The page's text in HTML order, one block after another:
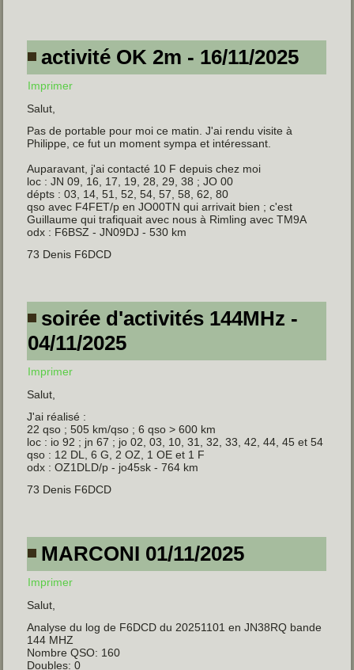
activité OK 2m - 16/11/2025
Imprimer
Salut,
Pas de portable pour moi ce matin. J'ai rendu visite à
Philippe, ce fut un moment sympa et intéressant.
Auparavant, j'ai contacté 10 F depuis chez moi
loc : JN 09, 16, 17, 19, 28, 29, 38 ; JO 00
dépts : 03, 14, 51, 52, 54, 57, 58, 62, 80
qso avec F4FET/p en JO00TN qui arrivait bien ; c'est
Guillaume qui trafiquait avec nous à Rimling avec TM9A
odx : F6BSZ - JN09DJ - 530 km
73 Denis F6DCD
soirée d'activités 144MHz -
04/11/2025
Imprimer
Salut,
J'ai réalisé :
22 qso ; 505 km/qso ; 6 qso > 600 km
loc : io 92 ; jn 67 ; jo 02, 03, 10, 31, 32, 33, 42, 44, 45 et 54
qso : 12 DL, 6 G, 2 OZ, 1 OE et 1 F
odx : OZ1DLD/p - jo45sk - 764 km
73 Denis F6DCD
MARCONI 01/11/2025
Imprimer
Salut,
Analyse du log de F6DCD du 20251101 en JN38RQ bande
144 MHZ
Nombre QSO: 160
Doubles: 0